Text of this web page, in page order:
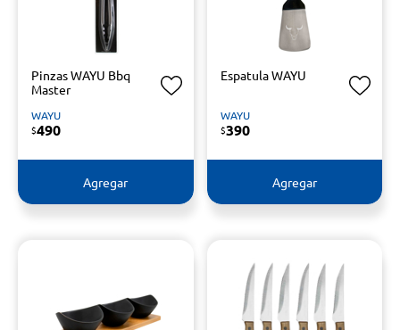
Pinzas WAYU Bbq
Master
WAYU
$490
Agregar
Espatula WAYU
WAYU
$390
Agregar